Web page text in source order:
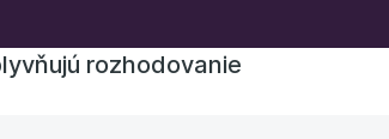
rozhodovanie